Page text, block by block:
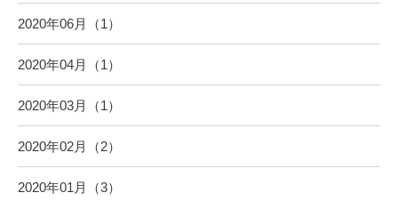
2020年06月（1）
2020年04月（1）
2020年03月（1）
2020年02月（2）
2020年01月（3）